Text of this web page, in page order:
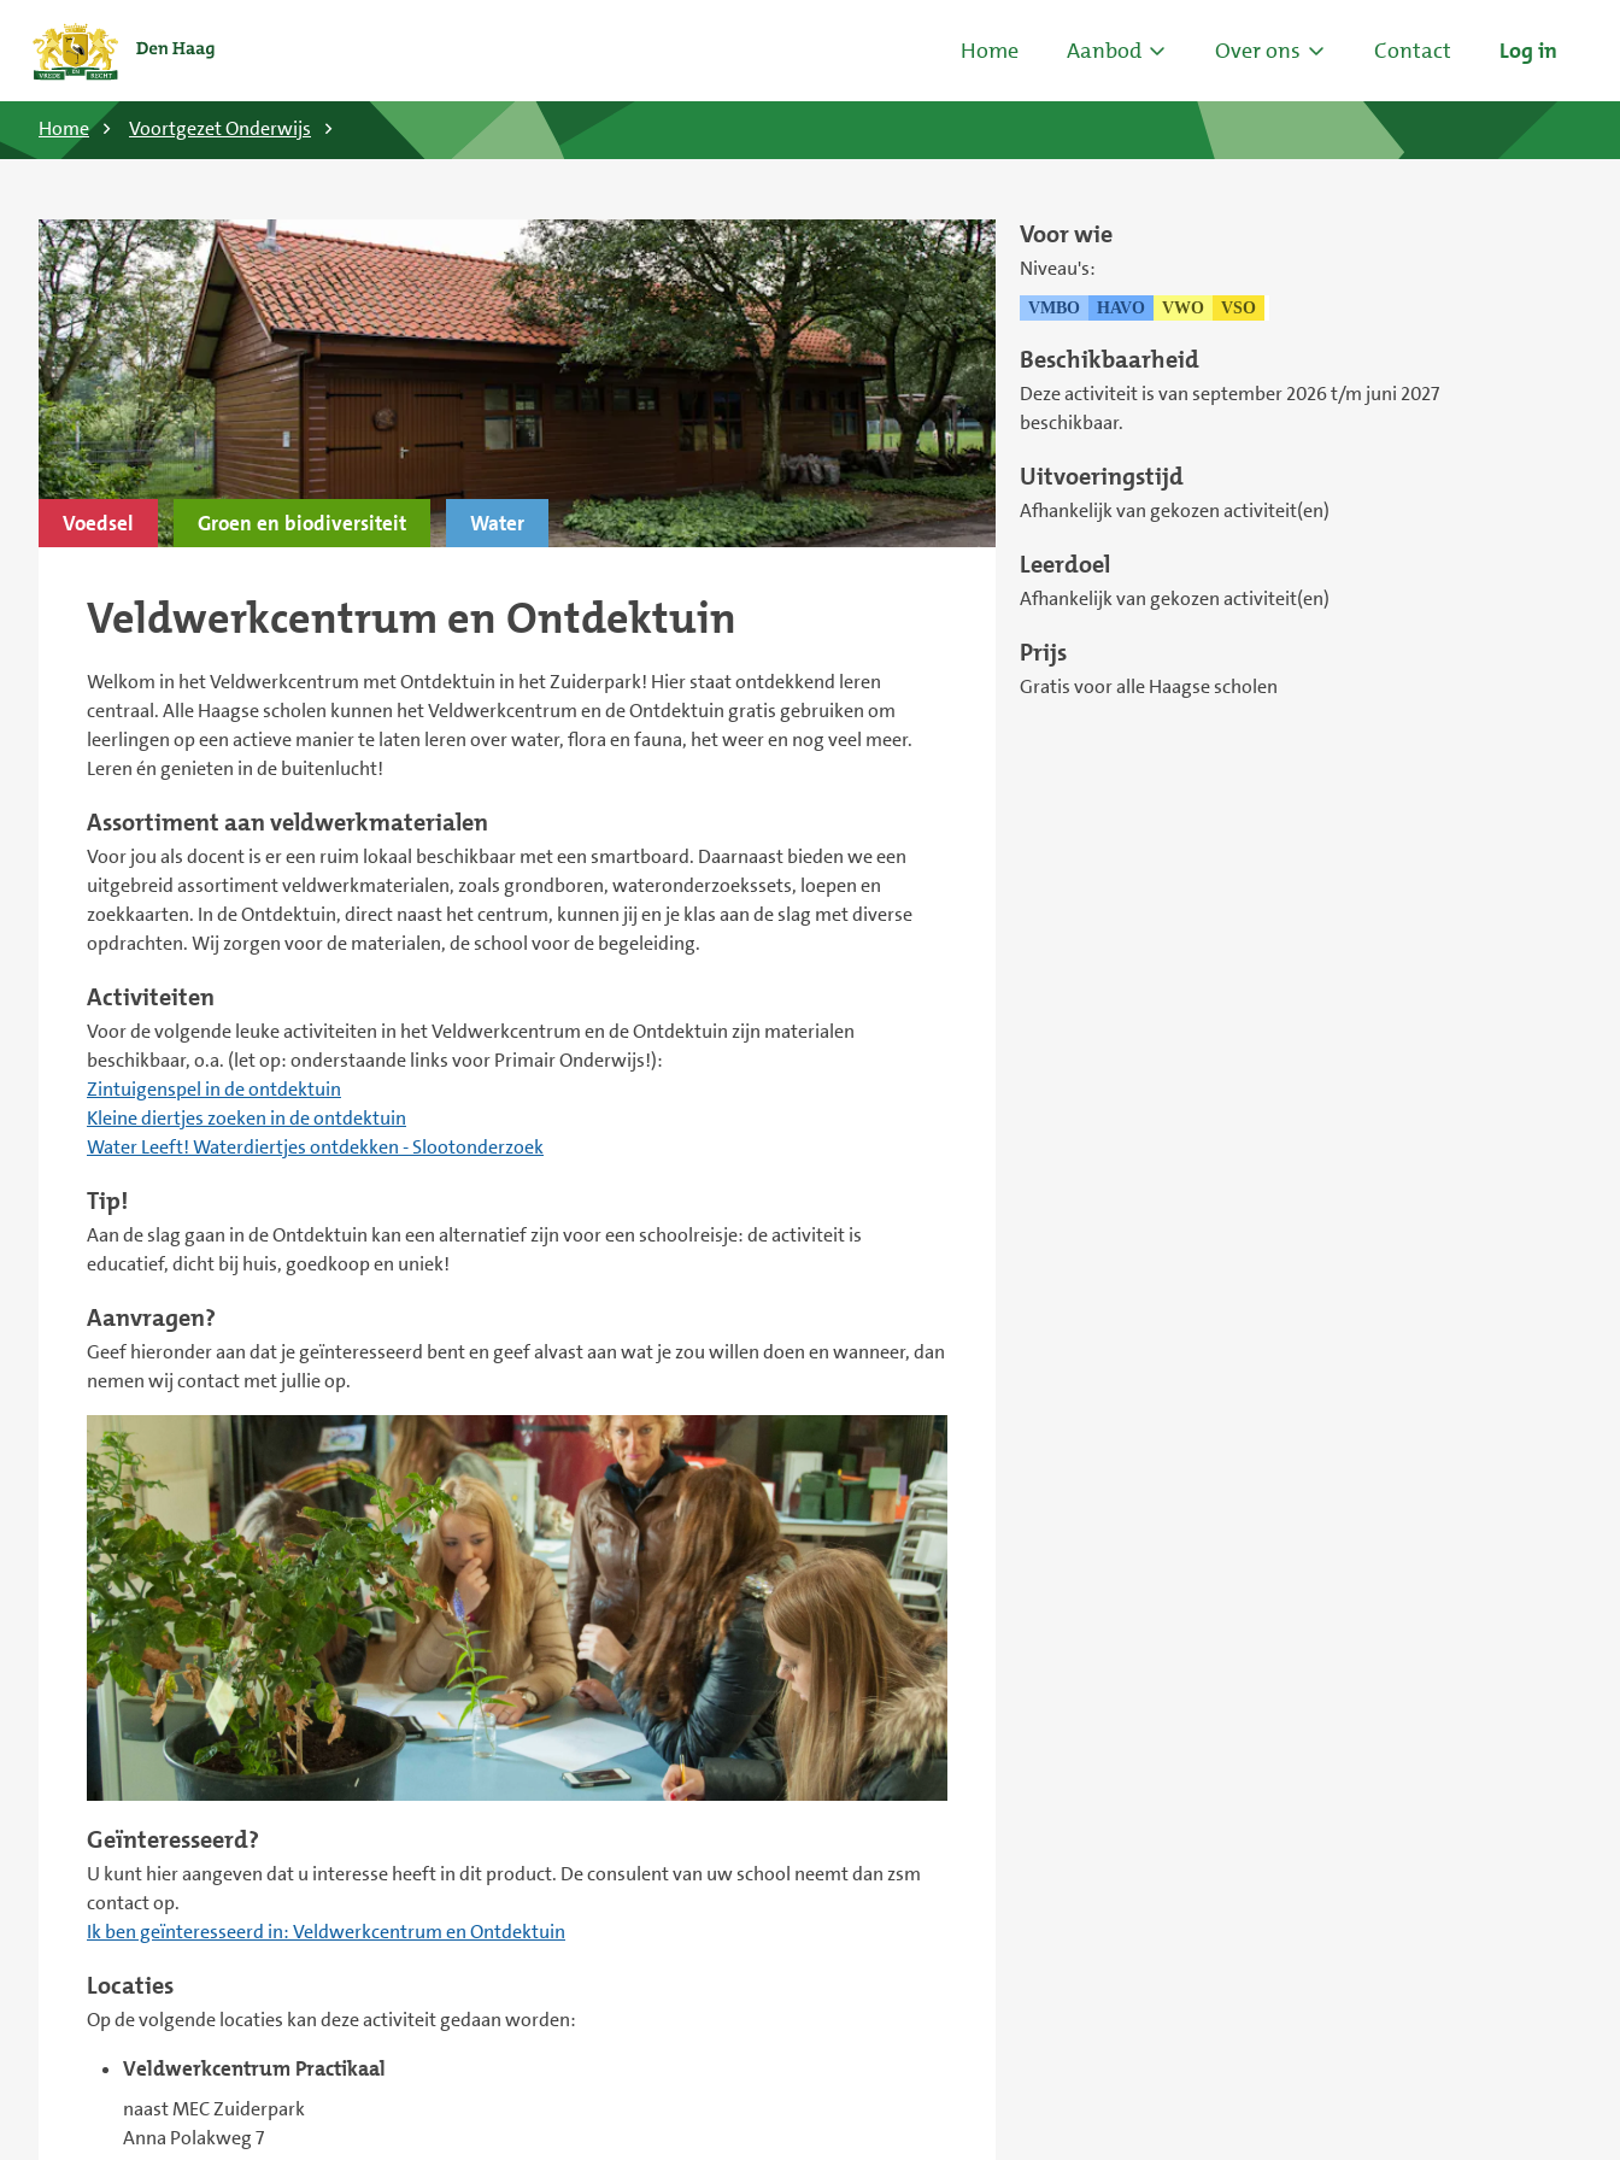
Home Aanbod Over ons Contact Log in
Home Voortgezet Onderwijs
Voedsel Groen en biodiversiteit Water
Veldwerkcentrum en Ontdektuin
Welkom in het Veldwerkcentrum met Ontdektuin in het Zuiderpark! Hier staat ontdekkend leren
centraal. Alle Haagse scholen kunnen het Veldwerkcentrum en de Ontdektuin gratis gebruiken om
leerlingen op een actieve manier te laten leren over water, flora en fauna, het weer en nog veel meer.
Leren én genieten in de buitenlucht!
Assortiment aan veldwerkmaterialen
Voor jou als docent is er een ruim lokaal beschikbaar met een smartboard. Daarnaast bieden we een
uitgebreid assortiment veldwerkmaterialen, zoals grondboren, wateronderzoekssets, loepen en
zoekkaarten. In de Ontdektuin, direct naast het centrum, kunnen jij en je klas aan de slag met diverse
opdrachten. Wij zorgen voor de materialen, de school voor de begeleiding.
Activiteiten
Voor de volgende leuke activiteiten in het Veldwerkcentrum en de Ontdektuin zijn materialen
beschikbaar, o.a. (let op: onderstaande links voor Primair Onderwijs!):
Zintuigenspel in de ontdektuin
Kleine diertjes zoeken in de ontdektuin
Water Leeft! Waterdiertjes ontdekken - Slootonderzoek
Tip!
Aan de slag gaan in de Ontdektuin kan een alternatief zijn voor een schoolreisje: de activiteit is
educatief, dicht bij huis, goedkoop en uniek!
Aanvragen?
Geef hieronder aan dat je geïnteresseerd bent en geef alvast aan wat je zou willen doen en wanneer, dan
nemen wij contact met jullie op.
Geïnteresseerd?
U kunt hier aangeven dat u interesse heeft in dit product. De consulent van uw school neemt dan zsm
contact op.
Ik ben geïnteresseerd in:Veldwerkcentrum en Ontdektuin
Locaties
Op de volgende locaties kan deze activiteit gedaan worden:
Veldwerkcentrum Practikaal
naast MEC Zuiderpark
Anna Polakweg 7
Voor wie
Niveau's:
VMBO HAVO VWO VSO
Beschikbaarheid
Deze activiteit is van september 2026 t/m juni 2027
beschikbaar.
Uitvoeringstijd
Afhankelijk van gekozen activiteit(en)
Leerdoel
Afhankelijk van gekozen activiteit(en)
Prijs
Gratis voor alle Haagse scholen